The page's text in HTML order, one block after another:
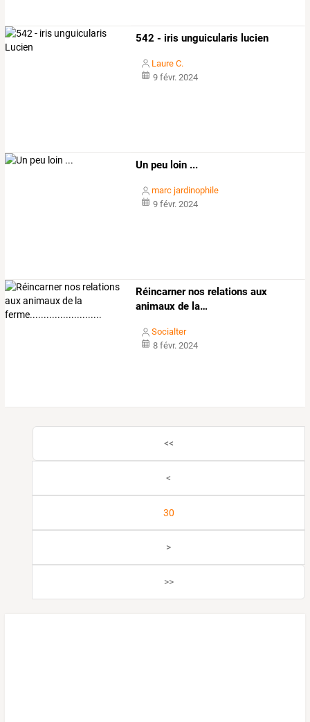
542 - iris unguicularis lucien
Laure C.
9 févr. 2024
Un peu loin ...
marc jardinophile
9 févr. 2024
Réincarnernos relations aux
animaux de la…
Socialter
8 févr. 2024
<<
<
30
>
>>